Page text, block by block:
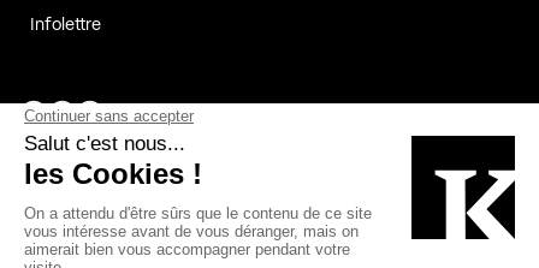
Infolettre
Page Facebook de Kollectif
Page Instagram de Kollectif
Page Linkedin de Kollectif